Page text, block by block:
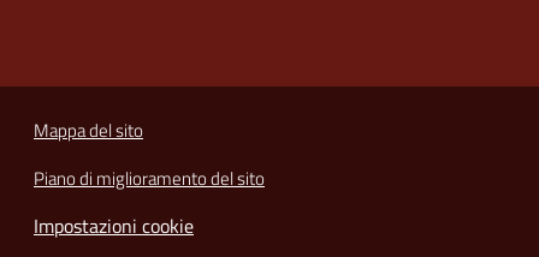
Mappa del sito
Piano di miglioramento del sito
Impostazioni cookie